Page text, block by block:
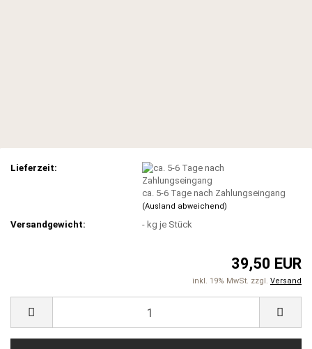
Lieferzeit:
ca. 5-6 Tage nach Zahlungseingang
(Ausland abweichend)
Versandgewicht: - kg je Stück
39,50 EUR
inkl. 19% MwSt. zzgl. Versand